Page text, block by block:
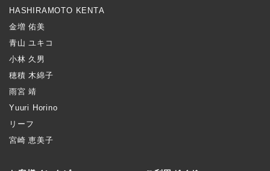
HASHIRAMOTO KENTA
金増 佑美
青山 ユキコ
小林 久男
穂積 木綿子
雨宮 靖
Yuuri Horino
リーフ
宮崎 恵美子